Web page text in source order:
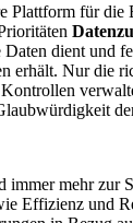
Plattform für die
dient und
erhält. Nur die
mehr zur
Effizienz und